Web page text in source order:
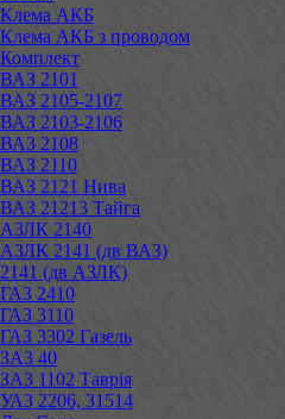
Клема АКБ
Клема АКБ з проводом
Комплект
ВАЗ 2101
ВАЗ 2105-2107
ВАЗ 2103-2106
ВАЗ 2108
ВАЗ 2110
ВАЗ 2121 Нива
ВАЗ 21213 Тайга
АЗЛК 2140
АЗЛК 2141 (дв ВАЗ)
2141 (дв АЗЛК)
ГАЗ 2410
ГАЗ 3110
ГАЗ 3302 Газель
ЗАЗ 40
ЗАЗ 1102 Таврія
УАЗ 2206, 31514